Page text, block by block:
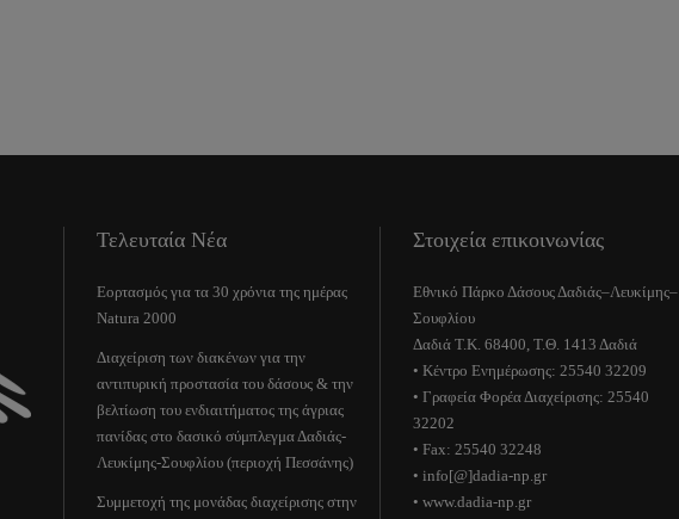
Τελευταία Νέα
Εορτασμός για τα 30 χρόνια της ημέρας
Natura 2000
Διαχείριση των διακένων για την
αντιπυρική προστασία του δάσους & την
βελτίωση του ενδιαιτήματος της άγριας
πανίδας στο δασικό σύμπλεγμα Δαδιάς-
Λευκίμης-Σουφλίου (περιοχή Πεσσάνης)
Συμμετοχή της μονάδας διαχείρισης στην
Στοιχεία επικοινωνίας
Εθνικό Πάρκο Δάσους Δαδιάς–Λευκίμης–
Σουφλίου
Δαδιά Τ.Κ. 68400, Τ.Θ. 1413 Δαδιά
• Κέντρο Ενημέρωσης: 25540 32209
• Γραφεία Φορέα Διαχείρισης: 25540
32202
• Fax: 25540 32248
• info[@]dadia-np.gr
• www.dadia-np.gr